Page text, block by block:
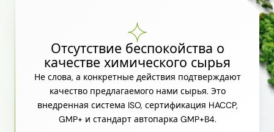
Отсутствие беспокойства о
качестве химического сырья
Не слова, а конкретные действия подтверждают
качество предлагаемого нами сырья. Это
внедренная система ISO, сертификация HACCP,
GMP+ и стандарт автопарка GMP+B4.